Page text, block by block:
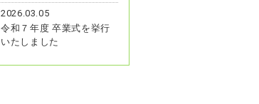
2026.03.05
令和７年度 卒業式を挙行
いたしました